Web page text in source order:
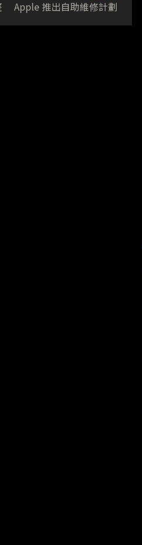
Apple 推出自助維修計劃